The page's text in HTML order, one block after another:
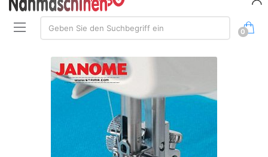
Suche:
Geben Sie den Suchbegriff ein
0